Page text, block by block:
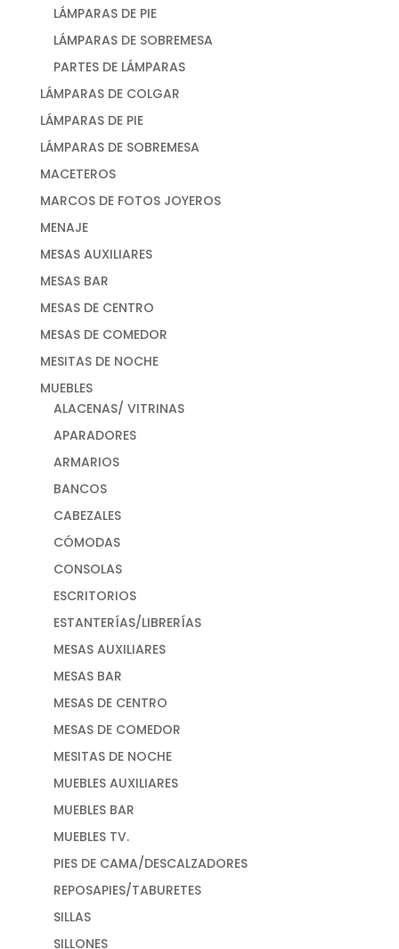
LÁMPARAS DE PIE
LÁMPARAS DE SOBREMESA
PARTES DE LÁMPARAS
LÁMPARAS DE COLGAR
LÁMPARAS DE PIE
LÁMPARAS DE SOBREMESA
MACETEROS
MARCOS DE FOTOS JOYEROS
MENAJE
MESAS AUXILIARES
MESAS BAR
MESAS DE CENTRO
MESAS DE COMEDOR
MESITAS DE NOCHE
MUEBLES
ALACENAS/ VITRINAS
APARADORES
ARMARIOS
BANCOS
CABEZALES
CÓMODAS
CONSOLAS
ESCRITORIOS
ESTANTERÍAS/LIBRERÍAS
MESAS AUXILIARES
MESAS BAR
MESAS DE CENTRO
MESAS DE COMEDOR
MESITAS DE NOCHE
MUEBLES AUXILIARES
MUEBLES BAR
MUEBLES TV.
PIES DE CAMA/DESCALZADORES
REPOSAPIES/TABURETES
SILLAS
SILLONES